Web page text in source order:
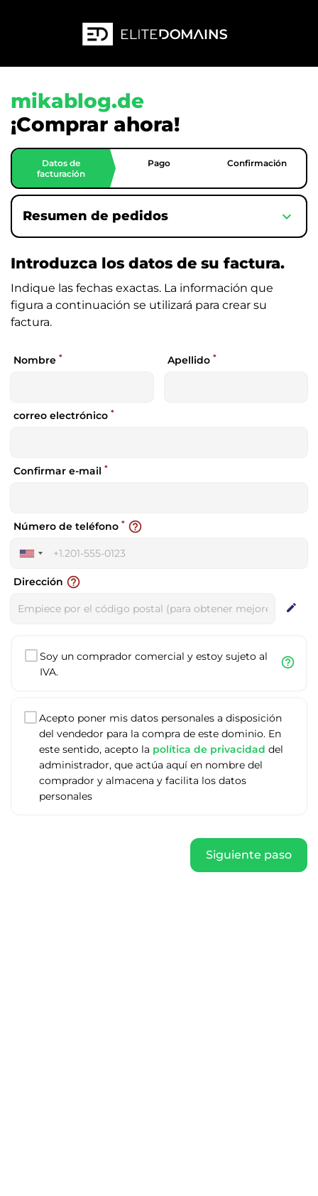
mikablog.de
¡Comprar ahora!
Datos de
facturación
Pago Confirmación
Resumen de pedidos expand_more
Introduzca los datos de su factura.
Indique las fechas exactas. La información que
figura a continuación se utilizará para crear su
factura.
Nombre * Apellido *
correo electrónico *
Confirmar e-mail *
United
+1
Número de teléfono * help_outline
Dirección help_outline
edit
Soy un comprador comercial y estoy sujeto al
IVA.
help_outline
Acepto poner mis datos personales a disposición
del vendedor para la compra de este dominio. En
este sentido, acepto la política de privacidad del
administrador, que actúa aquí en nombre del
comprador y almacena y facilita los datos
personales
Siguiente paso